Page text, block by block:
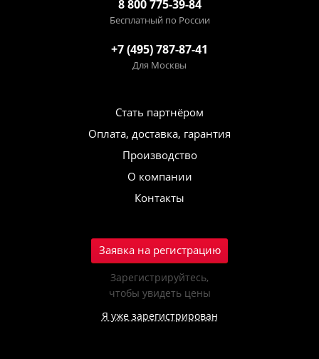
8 800 775-39-84
Бесплатный по России
+7 (495) 787-87-41
Для Москвы
Стать партнёром
Оплата, доставка, гарантия
Производство
О компании
Контакты
Заявка на регистрацию
Зарегистрируйтесь,
чтобы увидеть цены
Я уже зарегистрирован